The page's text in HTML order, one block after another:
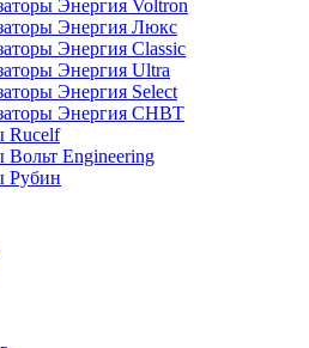
Энергия Voltron
Энергия Люкс
Энергия Classic
Энергия Ultra
Энергия Select
Энергия СНВТ
Rucelf
Вольт Engineering
Рубин